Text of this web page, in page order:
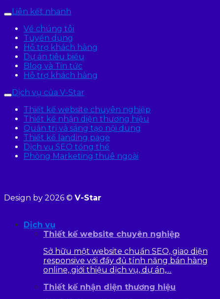
Liên kết nhanh
Về chúng tôi
Tuyển dụng
Hỗ trợ khách hàng
Dự án tiêu biểu
Blog và Tin tức
Hỗ trợ khách hàng
Dịch vụ của V-Star
Thiết kế website chuyên nghiệp
Thiết kế nhận diện thương hiệu
Quản trị và sáng tạo nội dung
Thiết kế landing page
Dịch vụ SEO tổng thể
Phòng Marketing thuê ngoài
Design by 2026 © V-Star
Dịch vụ
Thiết kế website chuyên nghiệp
Sở hữu một website chuẩn SEO, giao diện
responsive với đầy đủ tính năng bán hàng
online, giới thiệu dịch vụ, dự án,…
Thiết kế nhận diện thương hiệu